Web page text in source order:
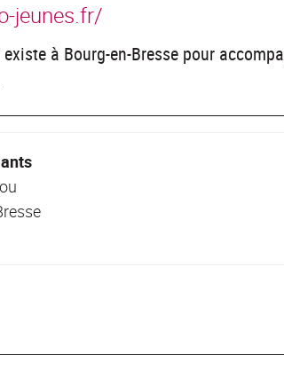
jeunes.fr/
à Bourg-en-Bresse pour